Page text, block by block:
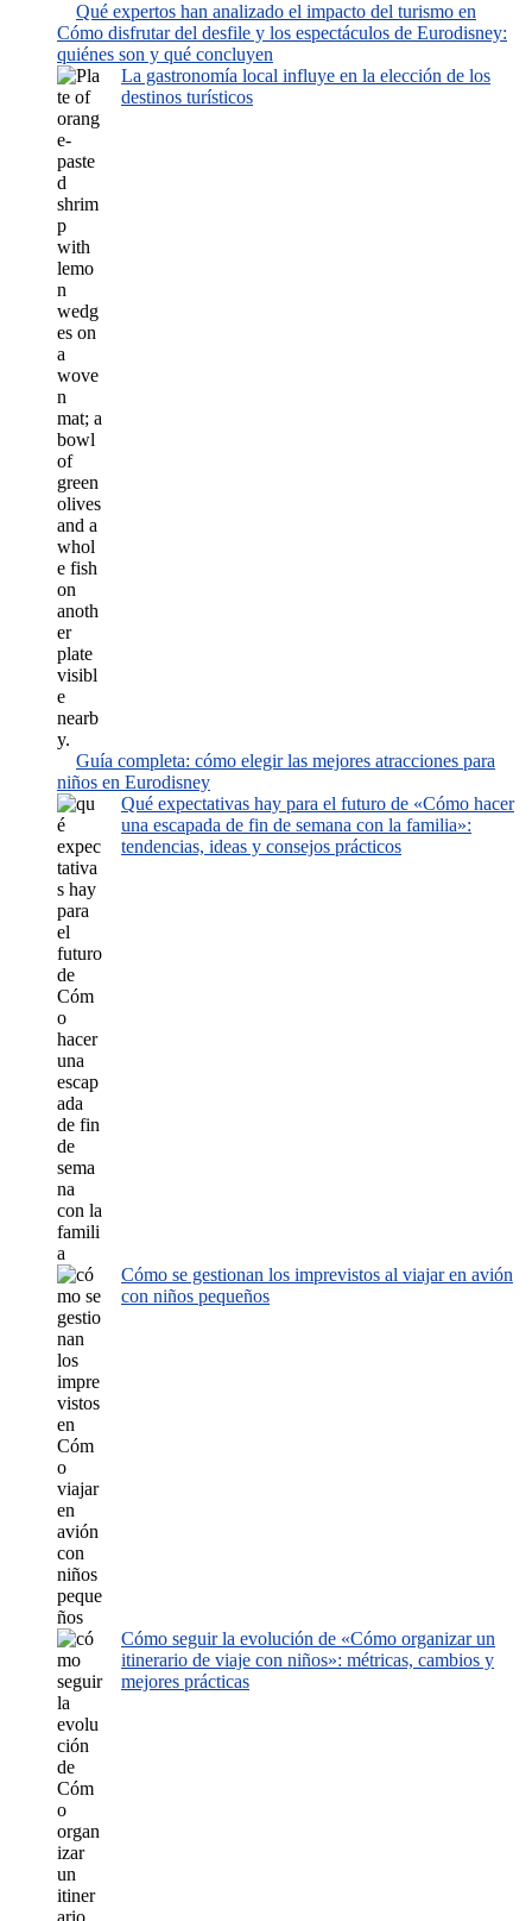
Qué expertos han analizado el impacto del turismo en
Cómo disfrutar del desfile y los espectáculos de Eurodisney:
quiénes son y qué concluyen
La gastronomía local influye en la elección de los
destinos turísticos
Guía completa: cómo elegir las mejores atracciones para
niños en Eurodisney
Qué expectativas hay para el futuro de «Cómo hacer
una escapada de fin de semana con la familia»:
tendencias, ideas y consejos prácticos
Cómo se gestionan los imprevistos al viajar en avión
con niños pequeños
Cómo seguir la evolución de «Cómo organizar un
itinerario de viaje con niños»: métricas, cambios y
mejores prácticas